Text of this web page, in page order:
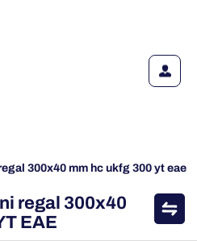
300x40 mm hc ukfg 300 yt eae
regal 300x40
EAE